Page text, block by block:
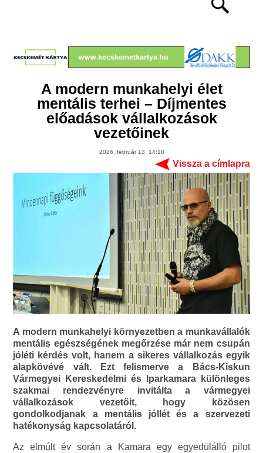
A modern munkahelyi élet
mentális terhei – Díjmentes
előadások vállalkozások
vezetőinek
2026. február 13. 14:10
Vissza a címlapra
A modern munkahelyi környezetben a munkavállalók
mentális egészségének megőrzése már nem csupán
jóléti kérdés volt, hanem a sikeres vállalkozás egyik
alapkövévé vált. Ezt felismerve a Bács-Kiskun
Vármegyei Kereskedelmi és Iparkamara különleges
szakmai rendezvényre invitálta a vármegyei
vállalkozások vezetőit, hogy közösen
gondolkodjanak a mentális jóllét és a szervezeti
hatékonyság kapcsolatáról.
Az elmúlt év során a Kamara egy egyedülálló pilot